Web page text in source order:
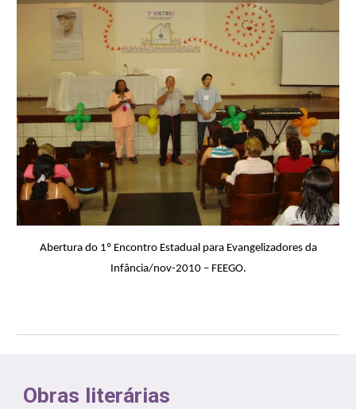
Abertura do 1º Encontro Estadual para Evangelizadores da
Infância/nov-2010 – FEEGO.
Obras literárias